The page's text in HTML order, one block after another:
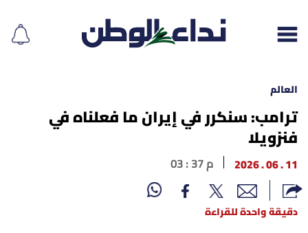
إقرأ الجريدة
لبنان
الغلاف
العالم
ترامب: سنكرر في إيران ما فعلناه في
فنزويلا
11 . 06 . 2026 03 : 37 م
دقيقة واحدة للقراءة